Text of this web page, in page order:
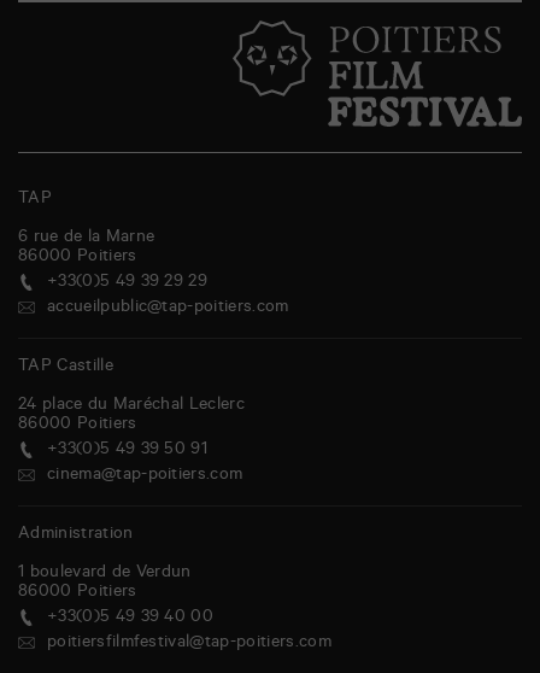
TAP
6 rue de la Marne
86000 Poitiers
+33(0)5 49 39 29 29
accueilpublic@tap-poitiers.com
TAP Castille
24 place du Maréchal Leclerc
86000 Poitiers
+33(0)5 49 39 50 91
cinema@tap-poitiers.com
Administration
1 boulevard de Verdun
86000 Poitiers
+33(0)5 49 39 40 00
poitiersfilmfestival@tap-poitiers.com